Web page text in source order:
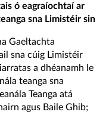
ó eagraíochtaí ar
sna Limistéir sin
Gaeltachta
sna cúig Limistéir
a dhéanamh le
teanga sna
Teanga atá
agus Baile Ghib;